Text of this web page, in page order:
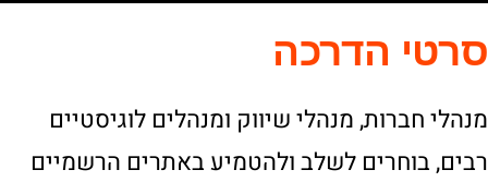
סרטי הדרכה
מנהלי חברות, מנהלי שיווק ומנהלים לוגיסטיים
רבים, בוחרים לשלב ולהטמיע באתרים הרשמיים